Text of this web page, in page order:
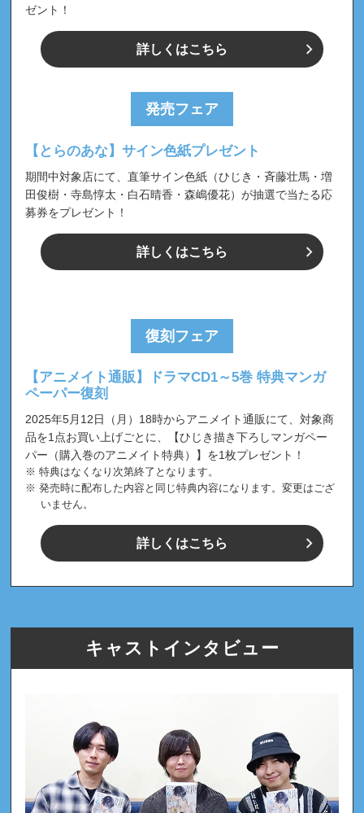
ゼント！
詳しくはこちら
発売フェア
【とらのあな】サイン色紙プレゼント
期間中対象店にて、直筆サイン色紙（ひじき・斉藤壮馬・増
田俊樹・寺島惇太・白石晴香・森嶋優花）が抽選で当たる応
募券をプレゼント！
詳しくはこちら
復刻フェア
【アニメイト通販】ドラマCD1～5巻 特典マンガ
ペーパー復刻
2025年5月12日（月）18時からアニメイト通販にて、対象商
品を1点お買い上げごとに、【ひじき描き下ろしマンガペー
パー（購入巻のアニメイト特典）】を1枚プレゼント！
特典はなくなり次第終了となります。
発売時に配布した内容と同じ特典内容になります。変更はござ
いません。
詳しくはこちら
キャストインタビュー